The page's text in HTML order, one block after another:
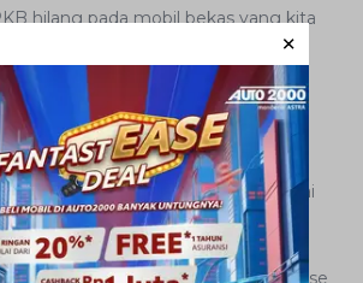
hilang pada mobil bekas yang kita
adalah segera mengurusnya.
menunda-nunda untuk
mobil tersebut legal.
harus disiapkan memang tak
mengurus beberapa hal sebagai
menuju kantor Samsat.